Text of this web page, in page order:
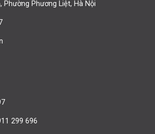
Phường Phương Liệt, Hà Nội
299 696